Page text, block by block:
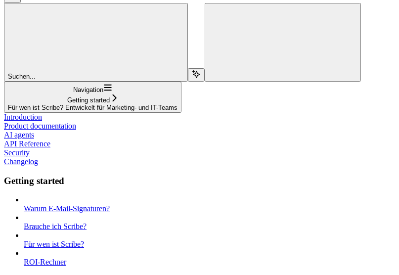
Suchen...
Navigation
Getting started
Für wen ist Scribe? Entwickelt für Marketing- und IT-Teams
Introduction
Product documentation
AI agents
API Reference
Security
Changelog
Getting started
Warum E-Mail-Signaturen?
Brauche ich Scribe?
Für wen ist Scribe?
ROI-Rechner